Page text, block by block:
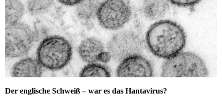
Der englische Schweiß – war es das Hantavirus?